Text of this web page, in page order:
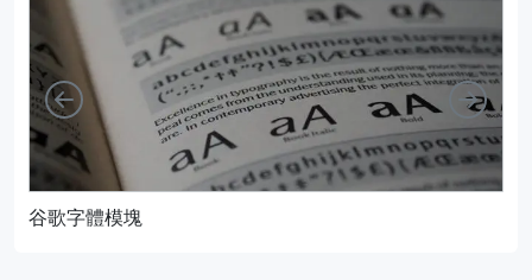
谷歌字體模塊
向左 向右